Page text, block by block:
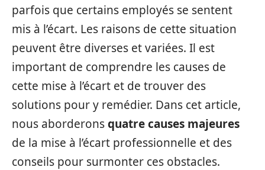
parfois que certains employés se sentent
mis à l’écart. Les raisons de cette situation
peuvent être diverses et variées. Il est
important de comprendre les causes de
cette mise à l’écart et de trouver des
solutions pour y remédier. Dans cet article,
nous aborderonsquatre causes majeures
de la mise à l’écart professionnelle et des
conseils pour surmonter ces obstacles.